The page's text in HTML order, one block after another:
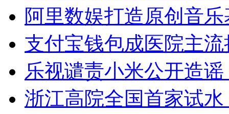
阿里数娱打造原创音
支付宝钱包成医院主
乐视谴责小米公开造
浙江高院全国首家试